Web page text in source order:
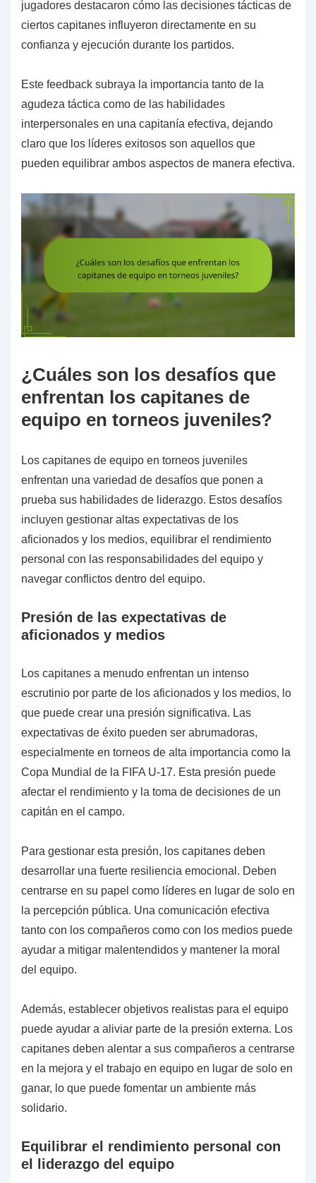
jugadores destacaron cómo las decisiones tácticas de
ciertos capitanes influyeron directamente en su
confianza y ejecución durante los partidos.
Este feedback subraya la importancia tanto de la
agudeza táctica como de las habilidades
interpersonales en una capitanía efectiva, dejando
claro que los líderes exitosos son aquellos que
pueden equilibrar ambos aspectos de manera efectiva.
¿Cuáles son los desafíos que
enfrentan los capitanes de
equipo en torneos juveniles?
Los capitanes de equipo en torneos juveniles
enfrentan una variedad de desafíos que ponen a
prueba sus habilidades de liderazgo. Estos desafíos
incluyen gestionar altas expectativas de los
aficionados y los medios, equilibrar el rendimiento
personal con las responsabilidades del equipo y
navegar conflictos dentro del equipo.
Presión de las expectativas de
aficionados y medios
Los capitanes a menudo enfrentan un intenso
escrutinio por parte de los aficionados y los medios, lo
que puede crear una presión significativa. Las
expectativas de éxito pueden ser abrumadoras,
especialmente en torneos de alta importancia como la
Copa Mundial de la FIFA U-17. Esta presión puede
afectar el rendimiento y la toma de decisiones de un
capitán en el campo.
Para gestionar esta presión, los capitanes deben
desarrollar una fuerte resiliencia emocional. Deben
centrarse en su papel como líderes en lugar de solo en
la percepción pública. Una comunicación efectiva
tanto con los compañeros como con los medios puede
ayudar a mitigar malentendidos y mantener la moral
del equipo.
Además, establecer objetivos realistas para el equipo
puede ayudar a aliviar parte de la presión externa. Los
capitanes deben alentar a sus compañeros a centrarse
en la mejora y el trabajo en equipo en lugar de solo en
ganar, lo que puede fomentar un ambiente más
solidario.
Equilibrar el rendimiento personal con
el liderazgo del equipo